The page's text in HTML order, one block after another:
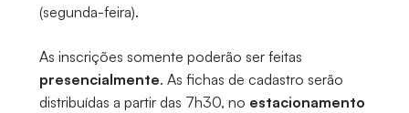
(segunda-feira).
As inscrições somente poderão ser feitas
presencialmente. As fichas de cadastro serão
distribuídas a partir das 7h30, no estacionamento